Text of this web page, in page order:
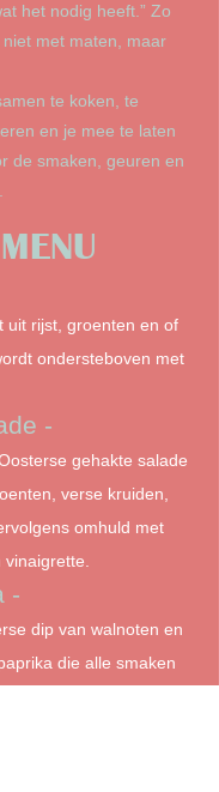
het nodig heeft.” Zo
met maten, maar
te koken, te
en je mee te laten
de smaken, geuren en
uit rijst, groenten en of
ondersteboven met
-
gehakte salade
verse kruiden,
omhuld met
-
dip van walnoten en
die alle smaken